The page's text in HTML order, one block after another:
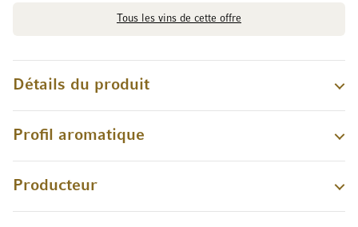
Tous les vins de cette offre
Détails du produit
Profil aromatique
Producteur